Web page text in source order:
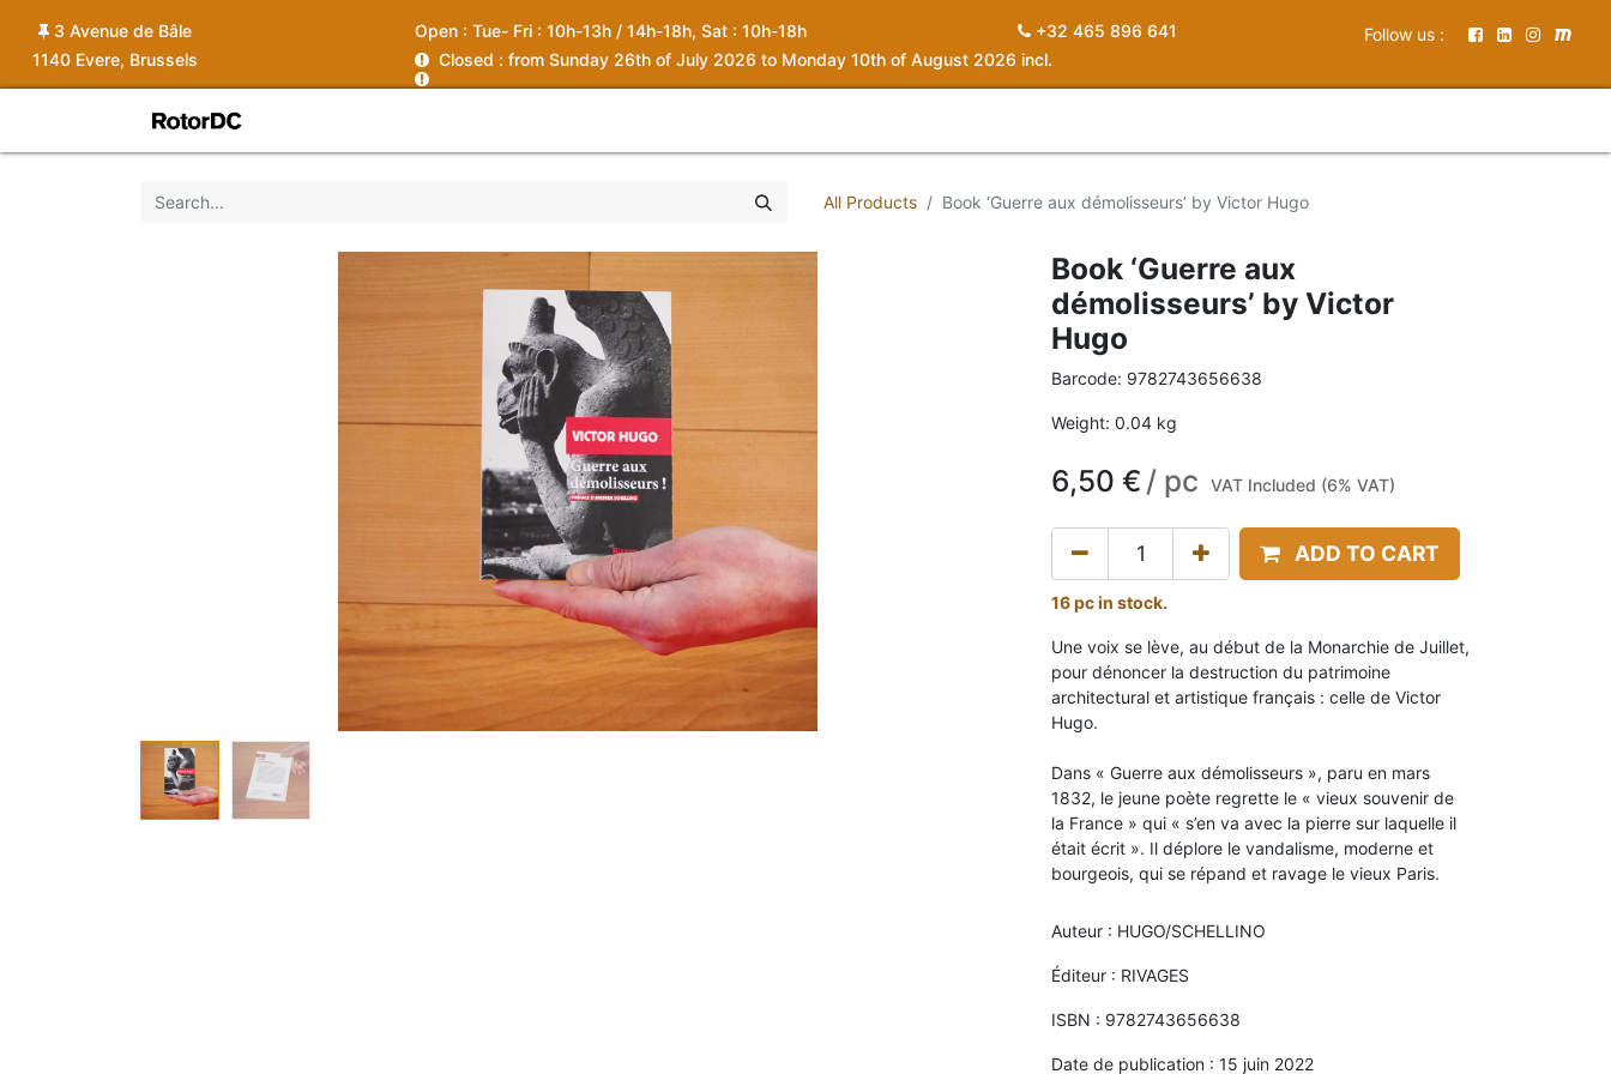
Open : Tue- Fri : 10h-13h / 14h-18h, Sat : 10h-18h
Closed : from Sunday 26th of July 2026 to Monday 10th of August 2026 incl.
+32 465 896 641 Follow us :
3 Avenue de Bâle
1140 Evere, Brussels
All Products Book ‘Guerre aux démolisseurs’ by Victor Hugo
Book ‘Guerre aux
démolisseurs’ by Victor
Hugo
Barcode: 9782743656638
Weight: 0.04 kg
6,50 € / pc VAT Included (6% VAT)
ADD TO CART
16 pc in stock.
Une voix se lève, au début de la Monarchie de Juillet,
pour dénoncer la destruction du patrimoine
architectural et artistique français : celle de Victor
Hugo.
Dans « Guerre aux démolisseurs », paru en mars
1832, le jeune poète regrette le « vieux souvenir de
la France » qui « s’en va avec la pierre sur laquelle il
était écrit ». Il déplore le vandalisme, moderne et
bourgeois, qui se répand et ravage le vieux Paris.
Auteur : HUGO/SCHELLINO
Éditeur : RIVAGES
ISBN : 9782743656638
Date de publication : 15 juin 2022